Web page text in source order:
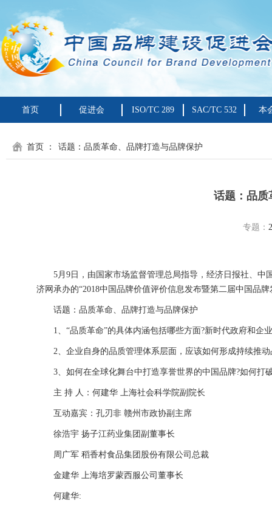
首页 促进会 ISO/TC 289 SAC/TC 532 本
首页 ： 话题：品质革命、品牌打造与品牌保护
话题：品质
专题：
5月9日，由国家市场监督管理总局指导，经济日报社、中
济网承办的“2018中国品牌价值评价信息发布暨第二届中国品
话题：品质革命、品牌打造与品牌保护
1、“品质革命”的具体内涵包括哪些方面?新时代政府和企
2、企业自身的品质管理体系层面，应该如何形成持续推动
3、如何在全球化舞台中打造享誉世界的中国品牌?如何打
主 持 人：何建华 上海社会科学院副院长
互动嘉宾：孔刃非 赣州市政协副主席
徐浩宇 扬子江药业集团副董事长
周广军 稻香村食品集团股份有限公司总裁
金建华 上海培罗蒙西服公司董事长
何建华: